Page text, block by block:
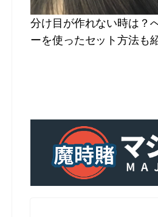
分け目が作れない時は？
ーを使ったセット方法も